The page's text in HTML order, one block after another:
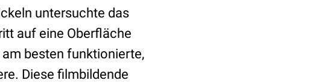
untersuchte das
auf eine Oberfläche
besten funktionierte,
Diese filmbildende